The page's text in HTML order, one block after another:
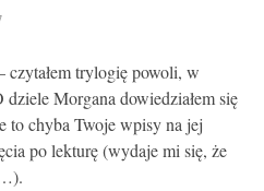
czytałem trylogię powoli, w
Morgana dowiedziałem się
to chyba Twoje wpisy na jej
po lekturę (wydaje mi się, że